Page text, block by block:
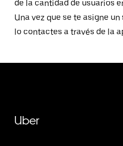
de la cantidad de usuarios
Una vez que se te asigne
lo contactes a través de la
Uber